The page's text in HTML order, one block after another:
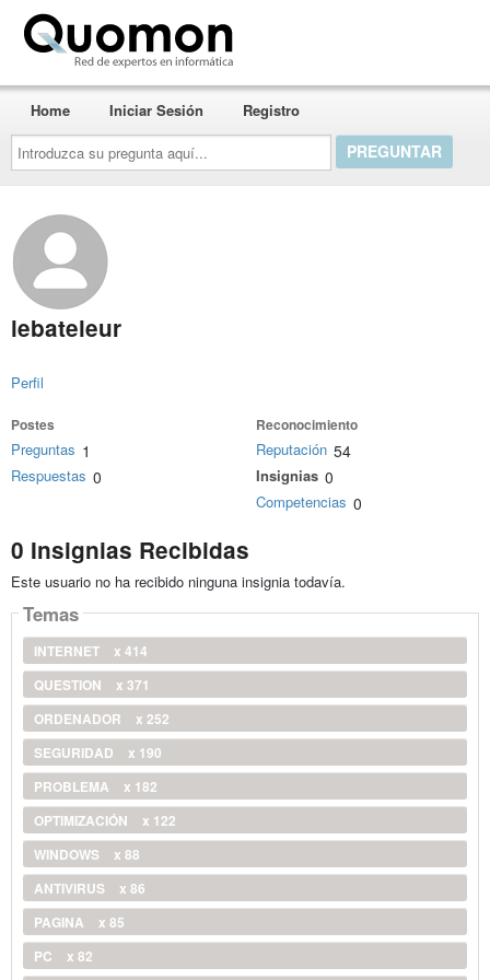
Introduzca
su
pregunta
aquí...
Home Iniciar Sesión Registro
lebateleur
Perfil
Postes
Preguntas 1
Respuestas 0
Reconocimiento
Reputación 54
Insignias 0
Competencias 0
0 Insignias Recibidas
Este usuario no ha recibido ninguna insignia todavía.
Temas
INTERNET
x 414
QUESTION
x 371
ORDENADOR
x 252
SEGURIDAD
x 190
PROBLEMA
x 182
OPTIMIZACIÓN
x 122
WINDOWS
x 88
ANTIVIRUS
x 86
PAGINA
x 85
PC
x 82